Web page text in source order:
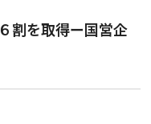
割を取得ー国営企